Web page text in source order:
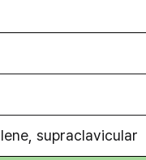
supraclavicular